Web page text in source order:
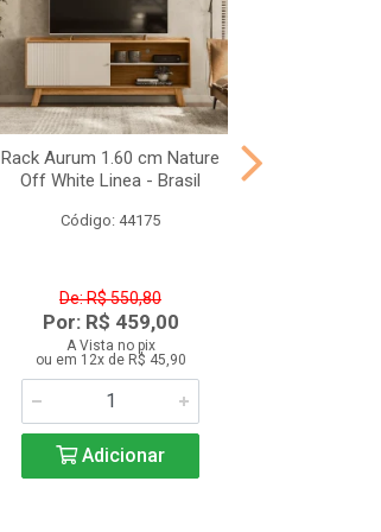
Rack Aurum 1.60 cm Nature
Off White Linea - Brasil
Código: 44175
De: R$ 550,80
Por: R$ 459,00
A Vista no pix
ou em 12x de R$ 45,90
Adicionar